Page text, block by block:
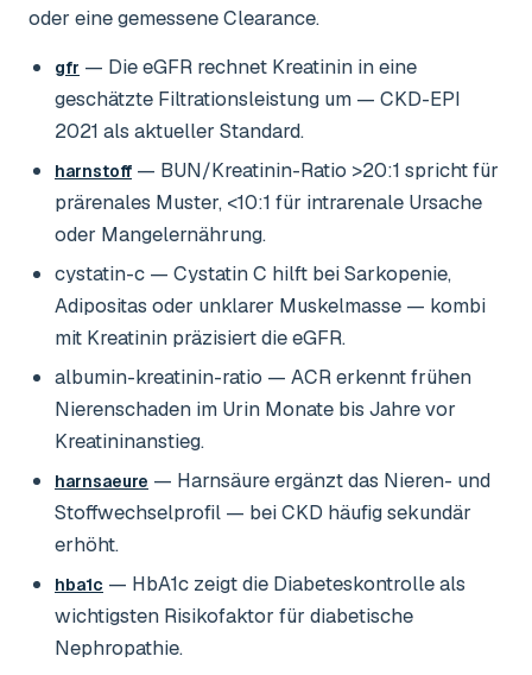
oder eine gemessene Clearance.
gfr — Die eGFR rechnet Kreatinin in eine
geschätzte Filtrationsleistung um — CKD-EPI
2021 als aktueller Standard.
harnstoff — BUN/Kreatinin-Ratio >20:1 spricht für
prärenales Muster, <10:1 für intrarenale Ursache
oder Mangelernährung.
cystatin-c — Cystatin C hilft bei Sarkopenie,
Adipositas oder unklarer Muskelmasse — kombi
mit Kreatinin präzisiert die eGFR.
albumin-kreatinin-ratio — ACR erkennt frühen
Nierenschaden im Urin Monate bis Jahre vor
Kreatininanstieg.
harnsaeure — Harnsäure ergänzt das Nieren- und
Stoffwechselprofil — bei CKD häufig sekundär
erhöht.
hba1c — HbA1c zeigt die Diabeteskontrolle als
wichtigsten Risikofaktor für diabetische
Nephropathie.